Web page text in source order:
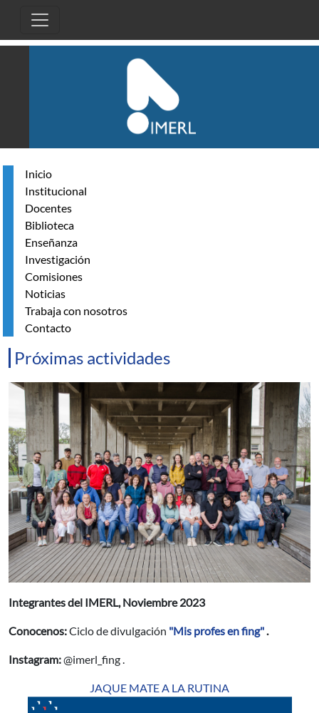
Inicio
Institucional
Docentes
Biblioteca
Enseñanza
Investigación
Comisiones
Noticias
Trabaja con nosotros
Contacto
Próximas actividades
Resumen
Integrantes del IMERL, Noviembre 2023
Conocenos:Ciclo de divulgación "Mis profes en fing".
Instagram:@imerl_fing .
JAQUE MATE A LA RUTINA